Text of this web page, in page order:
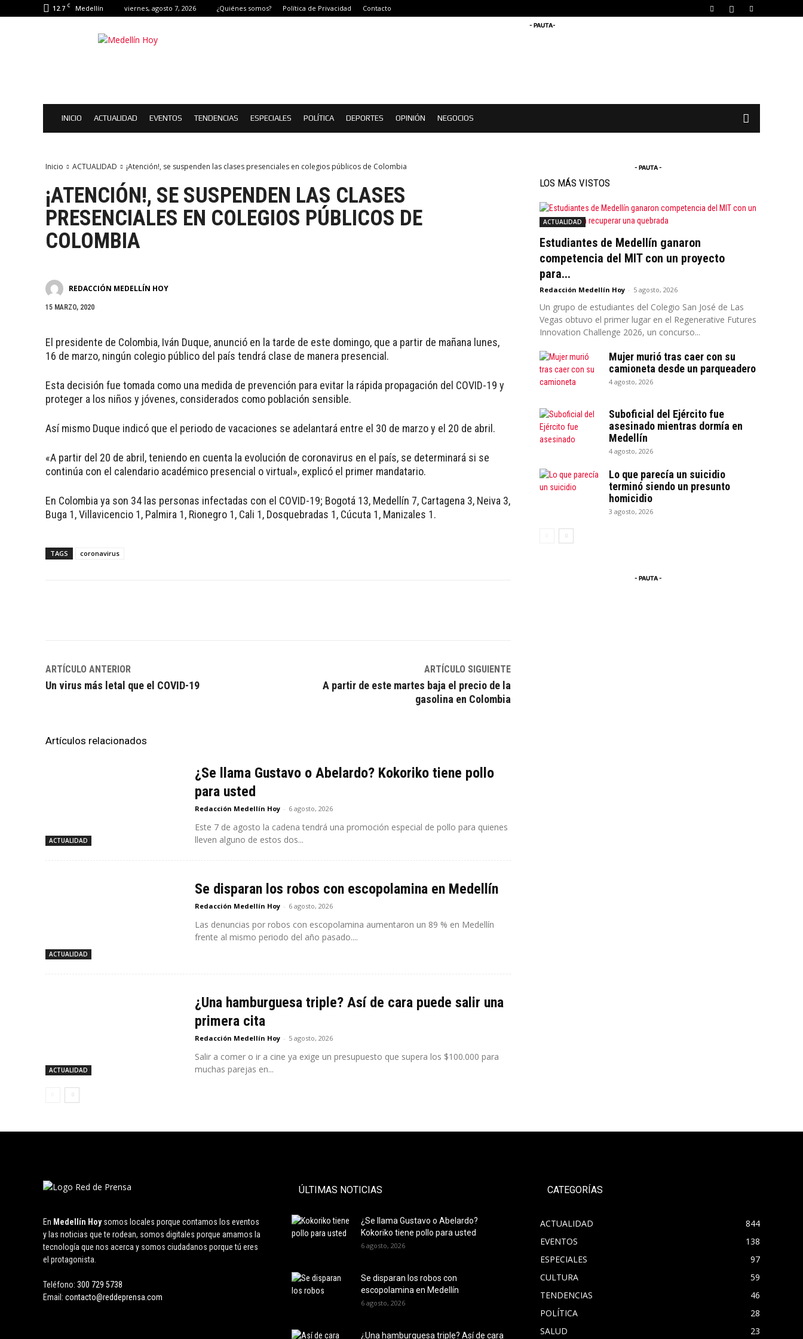
12.7 C Medellín viernes, agosto 7, 2026 ¿Quiénes somos? Política de Privacidad Contacto
Medellín
- PAUTA-
INICIO ACTUALIDAD EVENTOS TENDENCIAS ESPECIALES POLÍTICA DEPORTES OPINIÓN NEGOCIOS
Inicio ACTUALIDAD ¡Atención!, se suspenden las clases presenciales en colegios públicos de Colombia
¡ATENCIÓN!, SE SUSPENDEN LAS CLASES
PRESENCIALES EN COLEGIOS PÚBLICOS DE
COLOMBIA
REDACCIÓN MEDELLÍN HOY
15 MARZO, 2020
El presidente de Colombia, Iván Duque, anunció en la tarde de este domingo, que a partir de mañana lunes,
16 de marzo, ningún colegio público del país tendrá clase de manera presencial.
Esta decisión fue tomada como una medida de prevención para evitar la rápida propagación del COVID-19 y
proteger a los niños y jóvenes, considerados como población sensible.
Así mismo Duque indicó que el periodo de vacaciones se adelantará entre el 30 de marzo y el 20 de abril.
«A partir del 20 de abril, teniendo en cuenta la evolución de coronavirus en el país, se determinará si se
continúa con el calendario académico presencial o virtual», explicó el primer mandatario.
En Colombia ya son 34 las personas infectadas con el COVID-19; Bogotá 13, Medellín 7, Cartagena 3, Neiva 3,
Buga 1, Villavicencio 1, Palmira 1, Rionegro 1, Cali 1, Dosquebradas 1, Cúcuta 1, Manizales 1.
TAGS coronavirus
ARTÍCULO ANTERIOR
Un virus más letal que el COVID-19
ARTÍCULO SIGUIENTE
A partir de este martes baja el precio de la
gasolina en Colombia
Artículos relacionados
ACTUALIDAD
¿Se llama Gustavo o Abelardo? Kokoriko tiene pollo
para usted
Redacción Medellín Hoy - 6 agosto, 2026
Este 7 de agosto la cadena tendrá una promoción especial de pollo para quienes
lleven alguno de estos dos...
ACTUALIDAD
Se disparan los robos con escopolamina en Medellín
Redacción Medellín Hoy - 6 agosto, 2026
Las denuncias por robos con escopolamina aumentaron un 89 % en Medellín
frente al mismo periodo del año pasado....
ACTUALIDAD
¿Una hamburguesa triple? Así de cara puede salir una
primera cita
Redacción Medellín Hoy - 5 agosto, 2026
Salir a comer o ir a cine ya exige un presupuesto que supera los $100.000 para
muchas parejas en...
- PAUTA -
LOS MÁS VISTOS
ACTUALIDAD
Estudiantes de Medellín ganaron
competencia del MIT con un proyecto
para...
Redacción Medellín Hoy - 5 agosto, 2026
Un grupo de estudiantes del Colegio San José de Las
Vegas obtuvo el primer lugar en el Regenerative Futures
Innovation Challenge 2026, un concurso...
Mujer murió tras caer con su
camioneta desde un parqueadero
4 agosto, 2026
Suboficial del Ejército fue
asesinado mientras dormía en
Medellín
4 agosto, 2026
Lo que parecía un suicidio
terminó siendo un presunto
homicidio
3 agosto, 2026
- PAUTA -
En Medellín Hoysomos locales porque contamos los eventos
y las noticias que te rodean, somos digitales porque amamos la
tecnología que nos acerca y somos ciudadanos porque tú eres
el protagonista.
Teléfono: 300 729 5738
Email: contacto@reddeprensa.com
ÚLTIMAS NOTICIAS
¿Se llama Gustavo o Abelardo?
Kokoriko tiene pollo para usted
6 agosto, 2026
Se disparan los robos con
escopolamina en Medellín
6 agosto, 2026
¿Una hamburguesa triple? Así de cara
CATEGORÍAS
ACTUALIDAD
844
EVENTOS
138
ESPECIALES
97
CULTURA
59
TENDENCIAS
46
POLÍTICA
28
SALUD
23